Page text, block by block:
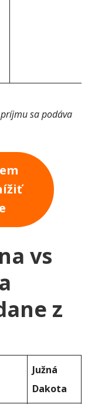
sa podáva
vs
z
Južná
Dakota